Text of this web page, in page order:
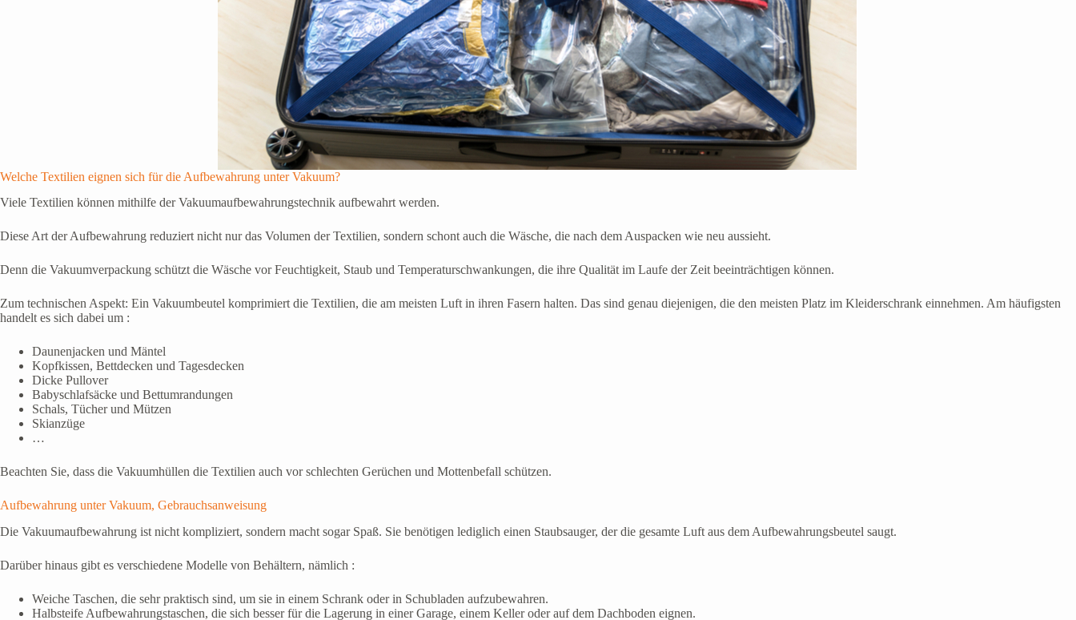
Welche Textilien eignen sich für die Aufbewahrung unter Vakuum?
Viele Textilien können mithilfe der Vakuumaufbewahrungstechnik aufbewahrt werden.
Diese Art der Aufbewahrung reduziert nicht nur das Volumen der Textilien, sondern schont auch die Wäsche, die nach dem Auspacken wie neu aussieht.
Denn die Vakuumverpackung schützt die Wäsche vor Feuchtigkeit, Staub und Temperaturschwankungen, die ihre Qualität im Laufe der Zeit beeinträchtigen können.
Zum technischen Aspekt: Ein Vakuumbeutel komprimiert die Textilien, die am meisten Luft in ihren Fasern halten. Das sind genau diejenigen, die den meisten Platz im Kleiderschrank einnehmen. Am häufigsten
handelt es sich dabei um :
Daunenjacken und Mäntel
Kopfkissen, Bettdecken und Tagesdecken
Dicke Pullover
Babyschlafsäcke und Bettumrandungen
Schals, Tücher und Mützen
Skianzüge
…
Beachten Sie, dass die Vakuumhüllen die Textilien auch vor schlechten Gerüchen und Mottenbefall schützen.
Aufbewahrung unter Vakuum, Gebrauchsanweisung
Die Vakuumaufbewahrung ist nicht kompliziert, sondern macht sogar Spaß. Sie benötigen lediglich einen Staubsauger, der die gesamte Luft aus dem Aufbewahrungsbeutel saugt.
Darüber hinaus gibt es verschiedene Modelle von Behältern, nämlich :
Weiche Taschen, die sehr praktisch sind, um sie in einem Schrank oder in Schubladen aufzubewahren.
Halbsteife Aufbewahrungstaschen, die sich besser für die Lagerung in einer Garage, einem Keller oder auf dem Dachboden eignen.